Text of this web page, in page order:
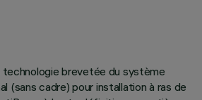
technologie brevetée du système
(sans cadre) pour installation à ras de